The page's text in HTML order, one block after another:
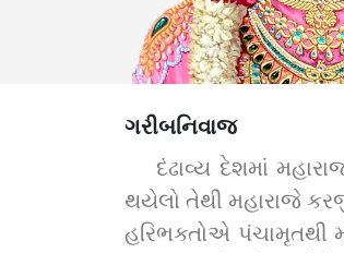
ગરીબનિવાજ
દંઢાવ્ય દેશમાં
થયેલો તેથી મહારાજે
હરિભક્તોએ પંચામૃતથી